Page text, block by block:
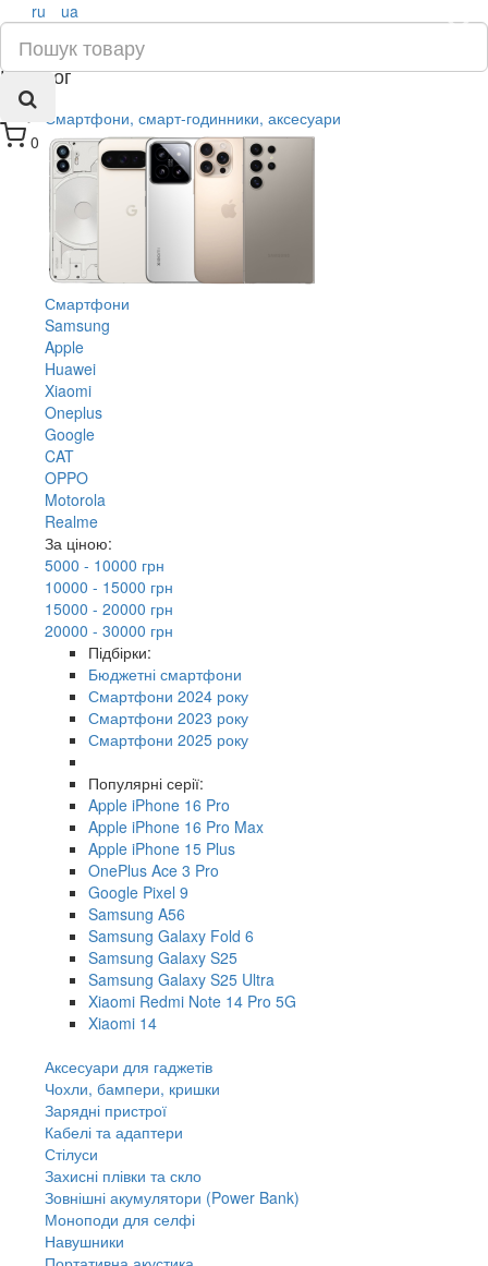
0
×
ru ua
Каталог
Смартфони, смарт-годинники, аксесуари
Смартфони
Samsung
Apple
Huawei
Xiaomi
Oneplus
Google
CAT
OPPO
Motorola
Realme
За ціною:
5000 - 10000 грн
10000 - 15000 грн
15000 - 20000 грн
20000 - 30000 грн
Підбірки:
Бюджетні смартфони
Смартфони 2024 року
Смартфони 2023 року
Смартфони 2025 року
Популярні серії:
Apple iPhone 16 Pro
Apple iPhone 16 Pro Max
Apple iPhone 15 Plus
OnePlus Ace 3 Pro
Google Pixel 9
Samsung A56
Samsung Galaxy Fold 6
Samsung Galaxy S25
Samsung Galaxy S25 Ultra
Xiaomi Redmi Note 14 Pro 5G
Xiaomi 14
Аксесуари для гаджетів
Чохли, бампери, кришки
Зарядні пристрої
Кабелі та адаптери
Стілуси
Захисні плівки та скло
Зовнішні акумулятори (Power Bank)
Моноподи для селфі
Навушники